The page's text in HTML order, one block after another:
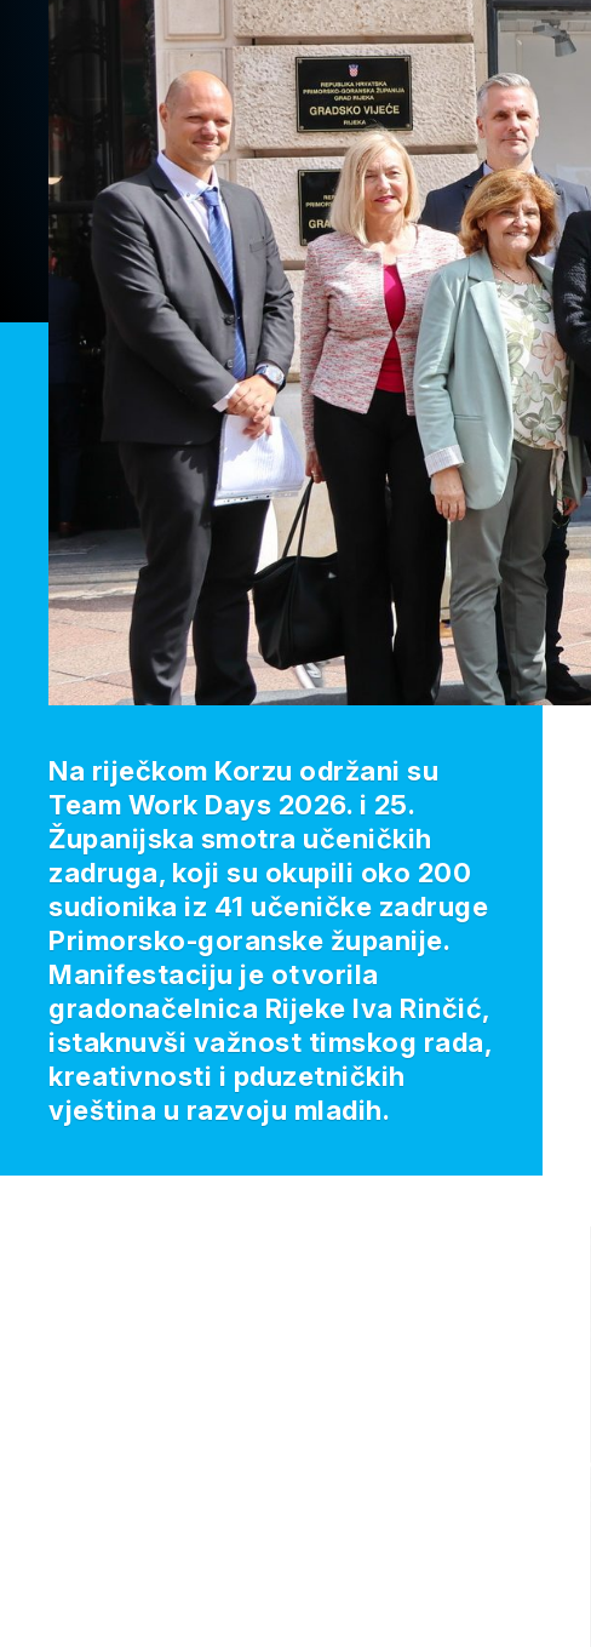
Na riječkom Korzu održani su
Team Work Days 2026. i 25.
Županijska smotra učeničkih
zadruga, koji su okupili oko 200
sudionika iz 41 učeničke zadruge
Primorsko-goranske županije.
Manifestaciju je otvorila
gradonačelnica Rijeke Iva Rinčić,
istaknuvši važnost timskog rada,
kreativnosti i pduzetničkih
vještina u razvoju mladih.